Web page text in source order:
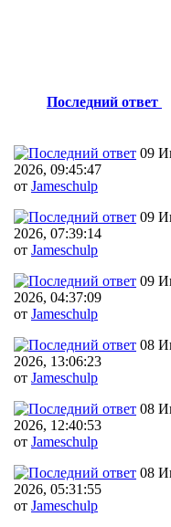
Последний ответ
09
2026, 09:45:47
от Jameschulp
09
2026, 07:39:14
от Jameschulp
09
2026, 04:37:09
от Jameschulp
08
2026, 13:06:23
от Jameschulp
08
2026, 12:40:53
от Jameschulp
08
2026, 05:31:55
от Jameschulp